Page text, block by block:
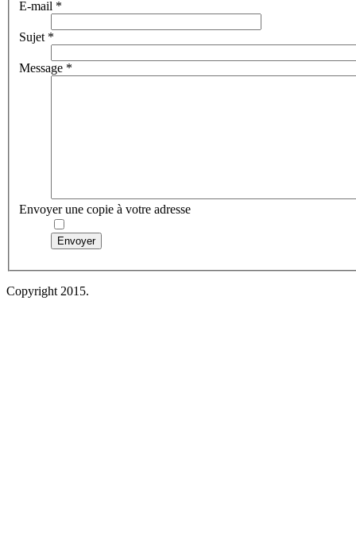
E-mail *
Sujet *
Message *
Envoyer une copie à votre adresse
Envoyer
Copyright 2015.